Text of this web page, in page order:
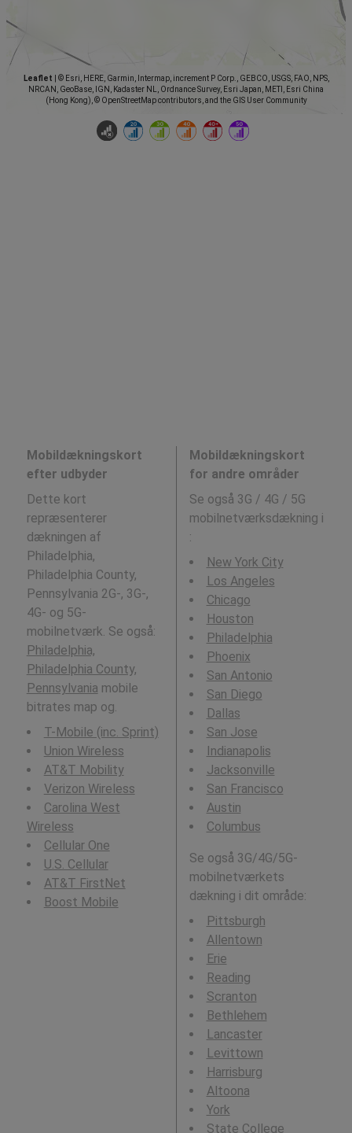
Leaflet
© Esri, HERE, Garmin, Intermap, increment P Corp., GEBCO, USGS, FAO, NPS,
NRCAN, GeoBase, IGN, Kadaster NL, Ordnance Survey, Esri Japan, METI, Esri China
(Hong Kong), © OpenStreetMap contributors, and the GIS User Community
Mobildækningskort
efter udbyder
Dette kort
repræsenterer
dækningen af
Philadelphia,
Philadelphia County,
Pennsylvania 2G-, 3G-,
4G- og 5G-
mobilnetværk. Se også:
Philadelphia,
Philadelphia County,
Pennsylvania mobile
bitrates map og.
T-Mobile (inc. Sprint)
Union Wireless
AT&T Mobility
Verizon Wireless
Carolina West
Wireless
Cellular One
U.S. Cellular
AT&T FirstNet
Boost Mobile
Mobildækningskort
for andre områder
Se også 3G / 4G / 5G
mobilnetværksdækning i
:
New York City
Los Angeles
Chicago
Houston
Philadelphia
Phoenix
San Antonio
San Diego
Dallas
San Jose
Indianapolis
Jacksonville
San Francisco
Austin
Columbus
Se også 3G/4G/5G-
mobilnetværkets
dækning i dit område:
Pittsburgh
Allentown
Erie
Reading
Scranton
Bethlehem
Lancaster
Levittown
Harrisburg
Altoona
York
State College